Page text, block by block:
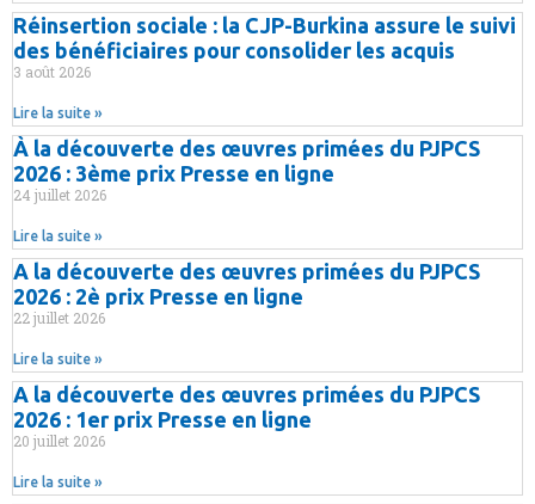
Réinsertion sociale : la CJP-Burkina assure le suivi
des bénéficiaires pour consolider les acquis
3 août 2026
Lire la suite »
À la découverte des œuvres primées du PJPCS
2026 : 3ème prix Presse en ligne
24 juillet 2026
Lire la suite »
A la découverte des œuvres primées du PJPCS
2026 : 2è prix Presse en ligne
22 juillet 2026
Lire la suite »
A la découverte des œuvres primées du PJPCS
2026 : 1er prix Presse en ligne
20 juillet 2026
Lire la suite »